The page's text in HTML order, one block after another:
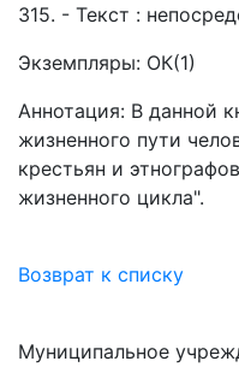
315. - Текст :
Экземпляры: ОК(1)
Аннотация: В данной
жизненного пути
крестьян и
жизненного цикла".
Возврат к списку
Муниципальное